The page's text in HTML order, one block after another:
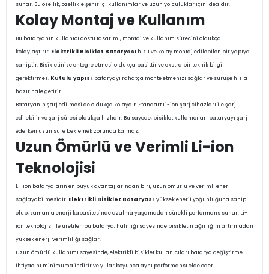
sunar. Bu özellik, özellikle şehir içi kullanımlar ve uzun yolculuklar için idealdir.
Kolay Montaj ve Kullanım
Bu bataryanın kullanıcı dostu tasarımı, montaj ve kullanım sürecini oldukça
kolaylaştırır. Elektrikli Bisiklet Bataryası hızlı ve kolay montaj edilebilen bir yapıya
sahiptir. Bisikletinize entegre etmesi oldukça basittir ve ekstra bir teknik bilgi
gerektirmez. Kutulu yapısı, bataryayı rahatça monte etmenizi sağlar ve sürüşe hızla
hazır hale getirir.
Bataryanın şarj edilmesi de oldukça kolaydır. Standart Li-ion şarj cihazları ile şarj
edilebilir ve şarj süresi oldukça hızlıdır. Bu sayede, bisiklet kullanıcıları bataryayı şarj
ederken uzun süre beklemek zorunda kalmaz.
Uzun Ömürlü ve Verimli Li-ion
Teknolojisi
Li-ion bataryaların en büyük avantajlarından biri, uzun ömürlü ve verimli enerji
sağlayabilmesidir. Elektrikli Bisiklet Bataryası yüksek enerji yoğunluğuna sahip
olup, zamanla enerji kapasitesinde azalma yaşamadan sürekli performans sunar. Li-
ion teknolojisi ile üretilen bu batarya, hafifliği sayesinde bisikletin ağırlığını artırmadan
yüksek enerji verimliliği sağlar.
Uzun ömürlü kullanımı sayesinde, elektrikli bisiklet kullanıcıları batarya değiştirme
ihtiyacını minimuma indirir ve yıllar boyunca aynı performansı elde eder.